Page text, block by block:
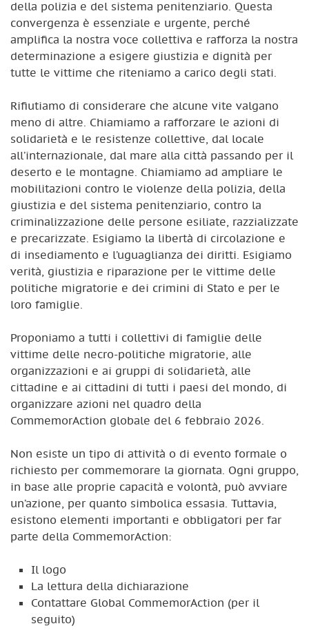
della polizia e del sistema penitenziario. Questa
convergenza è essenziale e urgente, perché
amplifica la nostra voce collettiva e rafforza la nostra
determinazione a esigere giustizia e dignità per
tutte le vittime che riteniamo a carico degli stati.
Rifiutiamo di considerare che alcune vite valgano
meno di altre. Chiamiamo a rafforzare le azioni di
solidarietà e le resistenze collettive, dal locale
all’internazionale, dal mare alla città passando per il
deserto e le montagne. Chiamiamo ad ampliare le
mobilitazioni contro le violenze della polizia, della
giustizia e del sistema penitenziario, contro la
criminalizzazione delle persone esiliate, razzializzate
e precarizzate. Esigiamo la libertà di circolazione e
di insediamento e l’uguaglianza dei diritti. Esigiamo
verità, giustizia e riparazione per le vittime delle
politiche migratorie e dei crimini di Stato e per le
loro famiglie.
Proponiamo a tutti i collettivi di famiglie delle
vittime delle necro-politiche migratorie, alle
organizzazioni e ai gruppi di solidarietà, alle
cittadine e ai cittadini di tutti i paesi del mondo, di
organizzare azioni nel quadro della
CommemorAction globale del 6 febbraio 2026.
Non esiste un tipo di attività o di evento formale o
richiesto per commemorare la giornata. Ogni gruppo,
in base alle proprie capacità e volontà, può avviare
un’azione, per quanto simbolica essasia. Tuttavia,
esistono elementi importanti e obbligatori per far
parte della CommemorAction:
Il logo
La lettura della dichiarazione
Contattare Global CommemorAction (per il
seguito)